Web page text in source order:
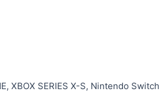
XBOX SERIES X-S, Nintendo Switch